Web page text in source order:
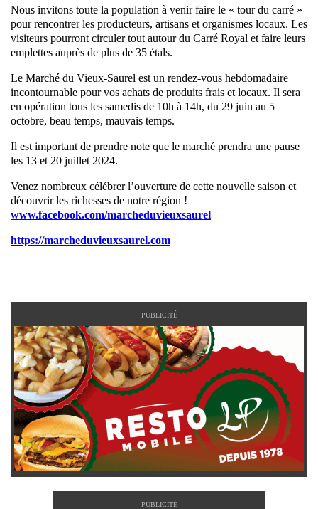
Nous invitons toute la population à venir faire le « tour du carré »
pour rencontrer les producteurs, artisans et organismes locaux. Les
visiteurs pourront circuler tout autour du Carré Royal et faire leurs
emplettes auprès de plus de 35 étals.
Le Marché du Vieux-Saurel est un rendez-vous hebdomadaire
incontournable pour vos achats de produits frais et locaux. Il sera
en opération tous les samedis de 10h à 14h, du 29 juin au 5
octobre, beau temps, mauvais temps.
Il est important de prendre note que le marché prendra une pause
les 13 et 20 juillet 2024.
Venez nombreux célébrer l’ouverture de cette nouvelle saison et
découvrir les richesses de notre région !
www.facebook.com/marcheduvieuxsaurel
https://marcheduvieuxsaurel.com
PUBLICITÉ
PUBLICITÉ